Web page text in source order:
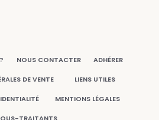
NOUS CONTACTER ADHÉRER
DE VENTE LIENS UTILES
MENTIONS LÉGALES